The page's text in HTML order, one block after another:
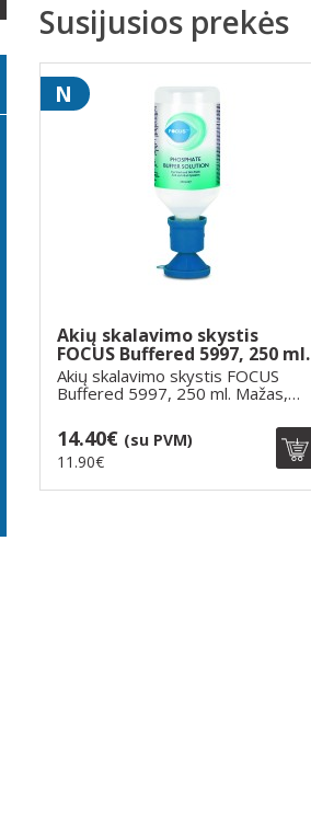
Susijusios prekės
N
Akių skalavimo skystis
FOCUS Buffered 5997, 250 ml.
Akių skalavimo skystis FOCUS
Buffered 5997, 250 ml. Mažas,
14.40€ (su PVM)
11.90€